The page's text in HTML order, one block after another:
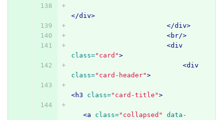
</div>
</div>
<br/>
<div
class="card">
<div
class="card-header">
<h3 class="card-title">
<a class="collapsed"
data-